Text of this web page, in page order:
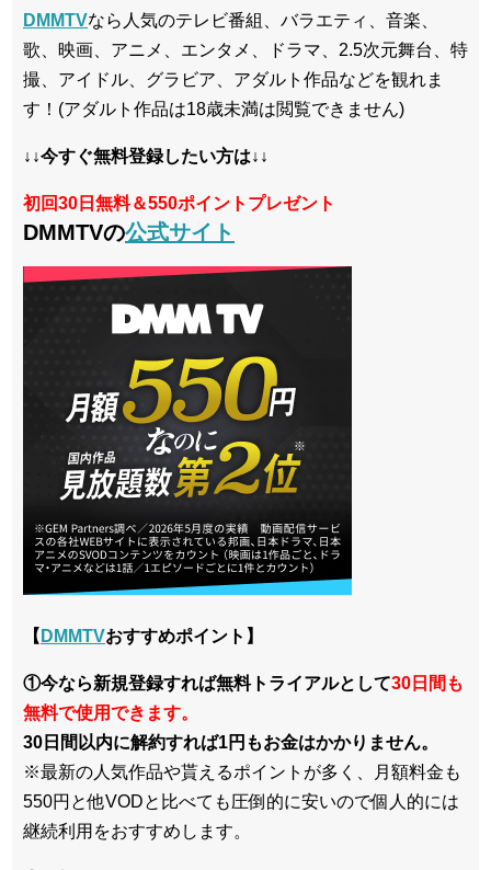
DMMTVなら人気のテレビ番組、バラエティ、音楽、
歌、映画、アニメ、エンタメ、ドラマ、2.5次元舞台、特
撮、アイドル、グラビア、アダルト作品などを観れま
す！(アダルト作品は18歳未満は閲覧できません)
↓↓今すぐ無料登録したい方は↓↓
初回30日無料＆550ポイントプレゼント
DMMTVの公式サイト
【 DMMTVおすすめポイント】
①今なら新規登録すれば無料トライアルとして30日間も
無料で使用できます。
30日間以内に解約すれば1円もお金はかかりません。
※最新の人気作品や貰えるポイントが多く、月額料金も
550円と他VODと比べても圧倒的に安いので個人的には
継続利用をおすすめします。